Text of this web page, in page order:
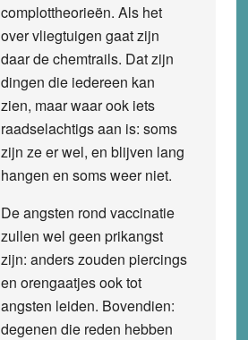
complottheorieën. Als het
over vliegtuigen gaat zijn
daar de chemtrails. Dat zijn
dingen die iedereen kan
zien, maar waar ook iets
raadselachtigs aan is: soms
zijn ze er wel, en blijven lang
hangen en soms weer niet.
De angsten rond vaccinatie
zullen wel geen prikangst
zijn: anders zouden piercings
en orengaatjes ook tot
angsten leiden. Bovendien:
degenen die reden hebben